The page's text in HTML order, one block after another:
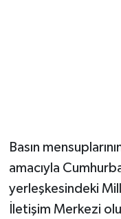
Basın
amacıyla
yerleşkesindeki
İletişim Merkezi